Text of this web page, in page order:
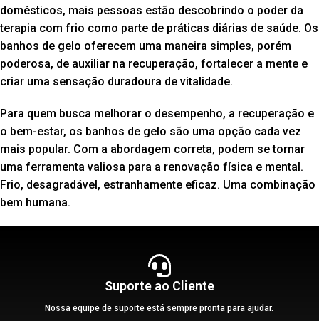
domésticos, mais pessoas estão descobrindo o poder da
terapia com frio como parte de práticas diárias de saúde. Os
banhos de gelo oferecem uma maneira simples, porém
poderosa, de auxiliar na recuperação, fortalecer a mente e
criar uma sensação duradoura de vitalidade.
Para quem busca melhorar o desempenho, a recuperação e
o bem-estar, os banhos de gelo são uma opção cada vez
mais popular. Com a abordagem correta, podem se tornar
uma ferramenta valiosa para a renovação física e mental.
Frio, desagradável, estranhamente eficaz. Uma combinação
bem humana.
Suporte ao Cliente
Nossa equipe de suporte está sempre pronta para ajudar.